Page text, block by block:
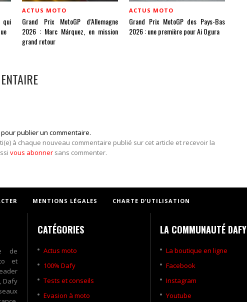
qui
ACTUS MOTO
Grand Prix MotoGP d’Allemagne
2026 : Marc Márquez, en mission
grand retour
ACTUS MOTO
Grand Prix MotoGP des Pays-Bas
2026 : une première pour Ai Ogura
pour publier un commentaire.
à chaque nouveau commentaire publié sur cet article et recevoir la
vous abonner sans commenter.
MENTIONS LÉGALES CHARTE D’UTILISATION
de
et
Dafy
CATÉGORIES
Actus moto
100% Dafy
Tests et conseils
Evasion à moto
LA COMMUNAUTÉ DAFY
La boutique en ligne
Facebook
Instagram
Youtube